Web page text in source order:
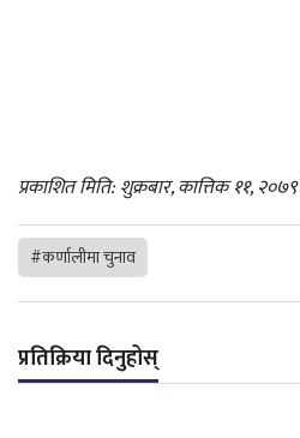
प्रकाशित मिति: शुक्रबार, कात्तिक ११, २०७९
#कर्णालीमा चुनाव
प्रतिक्रिया दिनुहोस्